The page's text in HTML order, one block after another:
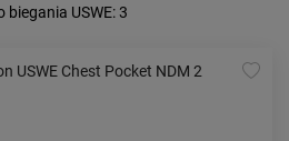
od najwyższej
biegania USWE: 3